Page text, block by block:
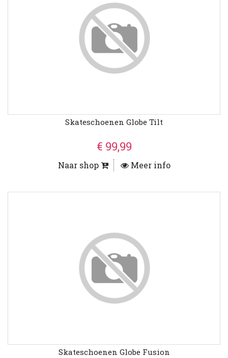
Skateschoenen Globe Tilt
€ 99,99
Naar shop Meer info
Skateschoenen Globe Fusion